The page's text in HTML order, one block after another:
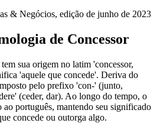
& Negócios, edição de junho de 2023
de Concessor
sua origem no latim 'concessor,
'aquele que concede'. Deriva do
pelo prefixo 'con-' (junto,
(ceder, dar). Ao longo do tempo, o
português, mantendo seu significado
concede ou outorga algo.